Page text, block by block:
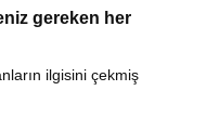
gereken her
ilgisini çekmiş